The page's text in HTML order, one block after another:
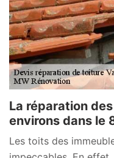
La réparation
environs dans le
Les toits des